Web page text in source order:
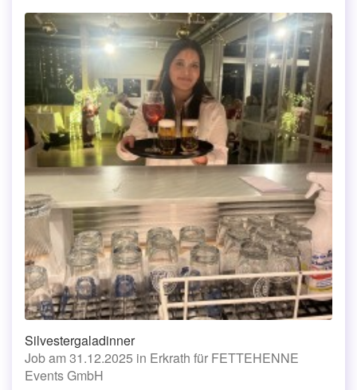
Silvestergaladinner
Job am 31.12.2025 in Erkrath für FETTEHENNE
Events GmbH